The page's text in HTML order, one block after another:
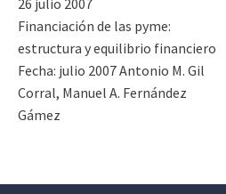
Financiación de las pyme:
estructura y equilibrio financiero
Fecha: julio 2007 Antonio M. Gil
Corral, Manuel A. Fernández
Gámez